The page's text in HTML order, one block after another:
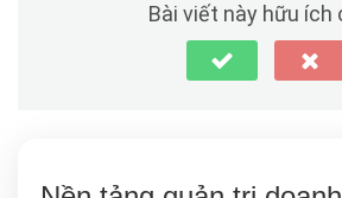
Bài viết này hữu ích